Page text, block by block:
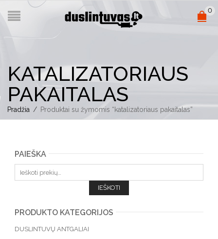
0
KATALIZATORIAUS
PAKAITALAS
Pradžia / Produktai su žymomis “katalizatoriaus pakaitalas”
PAIEŠKA
IEŠKOTI
PRODUKTO KATEGORIJOS
DUSLINTUVŲ ANTGALIAI